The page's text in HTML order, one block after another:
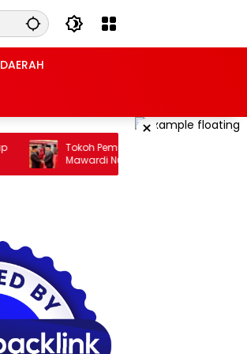
DAERAH
×
Tokoh Pemuda Aceh Jakarta: Pelantikan
Mawardi Nur Membuka Peluang Baru
bagi Kemajuan Migas Aceh